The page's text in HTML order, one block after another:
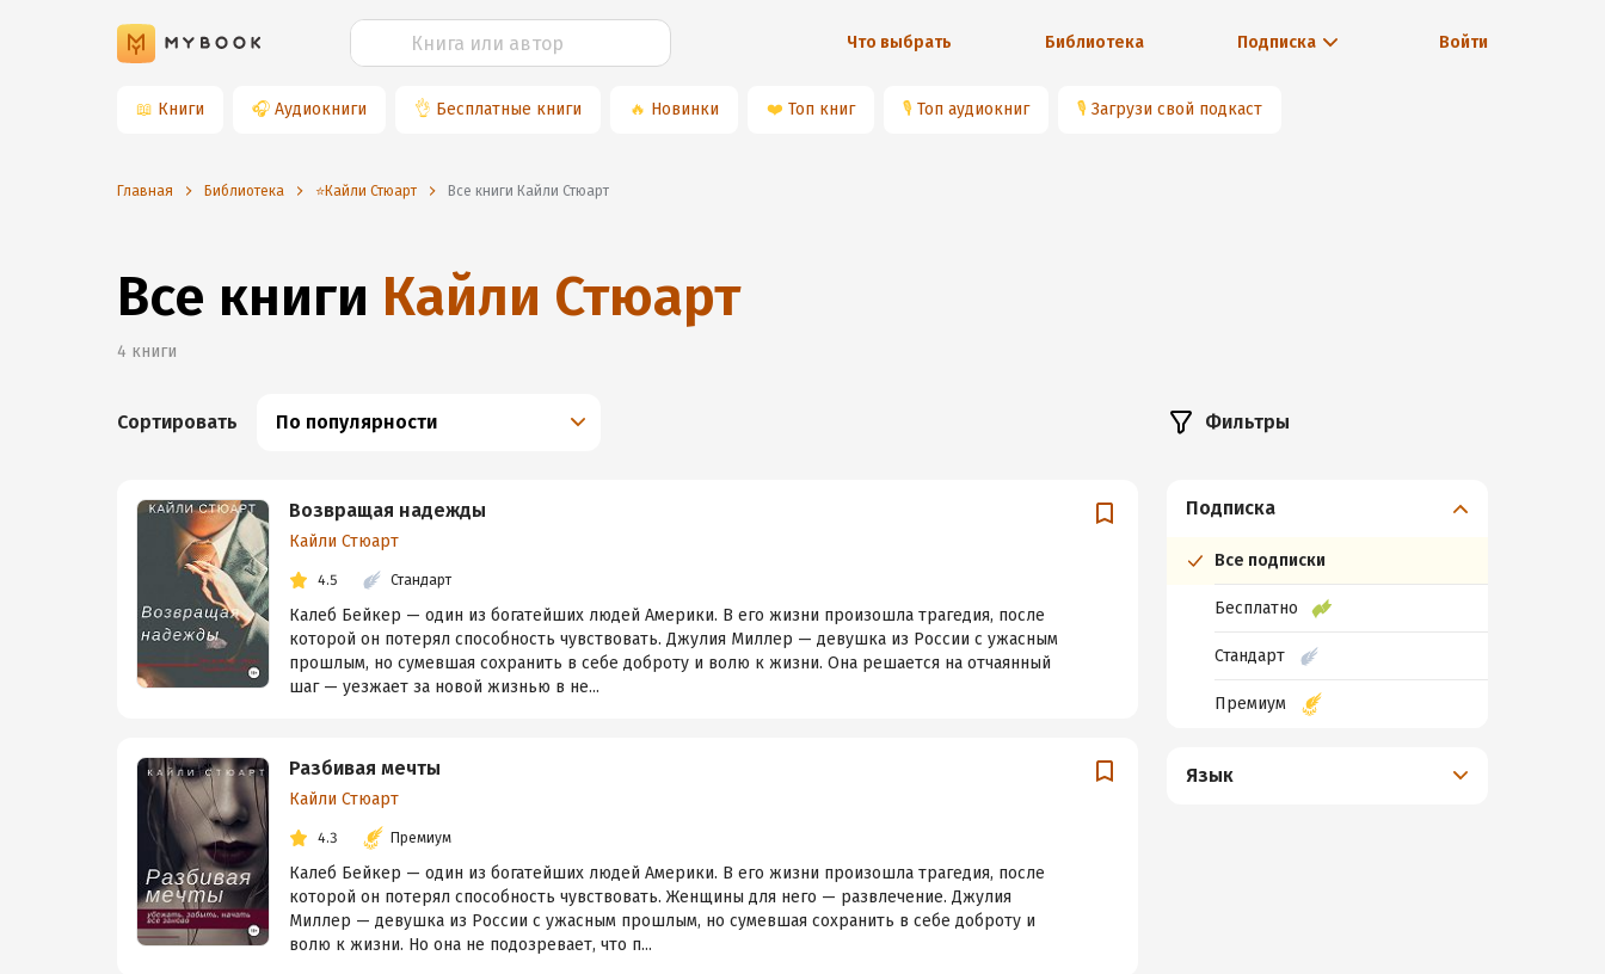
Что выбрать Библиотека Подписка Войти
📖 Книги 🎧 Аудиокниги 👌 Бесплатные книги 🔥 Новинки ❤️ Топ книг 🎙 Топ аудиокниг 🎙 Загрузи свой подкаст
Главная Библиотека ⭐️Кайли Стюарт Все книги Кайли Стюарт
Все книги Кайли Стюарт
4 книги
Сортировать По популярности
Возвращая надежды
Кайли Стюарт
4.5 Стандарт
Калеб Бейкер — один из богатейших людей Америки. В его жизни произошла трагедия, после
которой он потерял способность чувствовать. Джулия Миллер — девушка из России с ужасным
прошлым, но сумевшая сохранить в себе доброту и волю к жизни. Она решается на отчаянный
шаг — уезжает за новой жизнью в не...
Разбивая мечты
Кайли Стюарт
4.3 Премиум
Калеб Бейкер — один из богатейших людей Америки. В его жизни произошла трагедия, после
которой он потерял способность чувствовать. Женщины для него — развлечение. Джулия
Миллер — девушка из России с ужасным прошлым, но сумевшая сохранить в себе доброту и
волю к жизни. Но она не подозревает, что п...
Фильтры
Подписка
Все подписки
Бесплатно
Стандарт
Премиум
Язык